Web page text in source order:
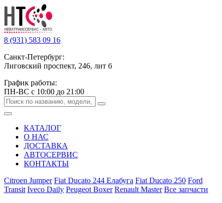
8 (931) 583 09 16
Санкт-Петербург:
Лиговский проспект, 246, лит б
График работы:
ПН-ВС с 10:00 до 21:00
КАТАЛОГ
О НАС
ДОСТАВКА
АВТОСЕРВИС
КОНТАКТЫ
Citroen Jumper Fiat Ducato 244 Елабуга Fiat Ducato 250 Ford
Transit Iveco Daily Peugeot Boxer Renault Master Все запчасти